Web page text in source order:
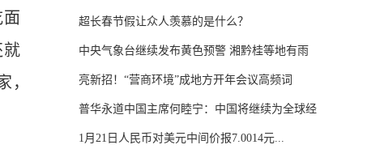
就
，
超长春节假让众人羡慕的是什么？
中央气象台继续发布黄色预警 湘黔桂等地有雨
雪...
亮新招！“营商环境”成地方开年会议高频词
普华永道中国主席何睦宁：中国将继续为全球经
济...
1月21日人民币对美元中间价报7.0014元...